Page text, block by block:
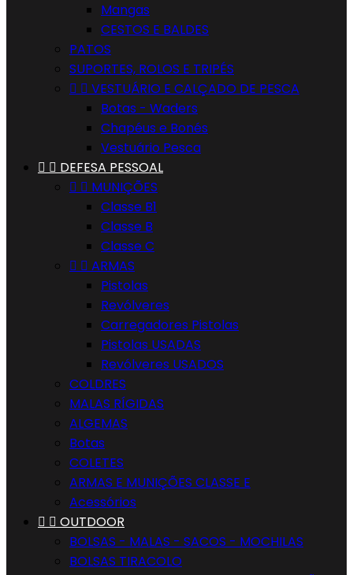
Mangas
CESTOS E BALDES
PATOS
SUPORTES, ROLOS E TRIPÉS
  VESTUÁRIO E CALÇADO DE PESCA
Botas - Waders
Chapéus e Bonés
Vestuário Pesca
  DEFESA PESSOAL
  MUNIÇÕES
Classe B1
Classe B
Classe C
  ARMAS
Pistolas
Revólveres
Carregadores Pistolas
Pistolas USADAS
Revólveres USADOS
COLDRES
MALAS RÍGIDAS
ALGEMAS
Botas
COLETES
ARMAS E MUNIÇÕES CLASSE E
Acessórios
  OUTDOOR
BOLSAS - MALAS - SACOS - MOCHILAS
BOLSAS TIRACOLO